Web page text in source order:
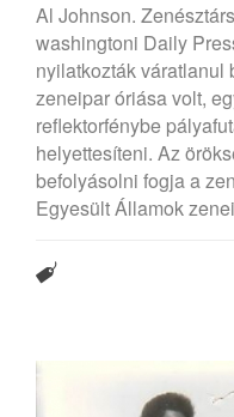
Al Johnson.
washingtoni Daily
nyilatkozták váratlanul
zeneipar óriása volt,
reflektorfénybe
helyettesíteni. Az
befolyásolni fogja a
Egyesült Államok